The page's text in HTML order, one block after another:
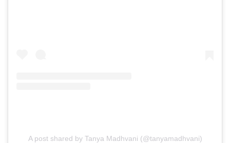
A post shared by Tanya Madhvani (@tanyamadhvani)